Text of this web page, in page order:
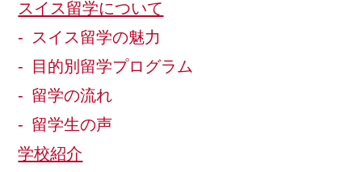
スイス留学について
スイス留学の魅力
目的別留学プログラム
留学の流れ
留学生の声
学校紹介